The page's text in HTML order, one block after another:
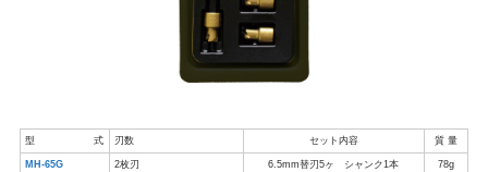
型式 刃数 セット内容 質 量
MH-65G 2枚刃 6.5mm替刃5ヶ シャンク1本 78g